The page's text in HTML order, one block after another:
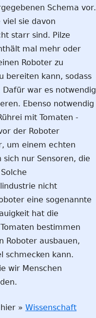
Schema vor.
viel sie davon
starr sind. Pilze
mal mehr oder
Roboter zu
bereiten kann, sodass
war es notwendig
Ebenso notwendig
mit Tomaten -
der Roboter
um einem echten
nur Sensoren, die
nicht
eine sogenannte
hat die
bestimmen
Roboter ausbauen,
schmecken kann.
wir Menschen
» Wissenschaft